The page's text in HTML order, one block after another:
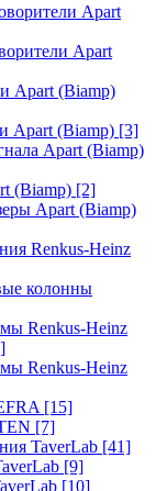
Apart
Apart
Apart (Biamp)
Apart (Biamp) [3]
Apart (Biamp)
(Biamp) [2]
Apart (Biamp)
Renkus-Heinz
колонны
Renkus-Heinz
Renkus-Heinz
[15]
[7]
TaverLab [41]
[9]
[10]